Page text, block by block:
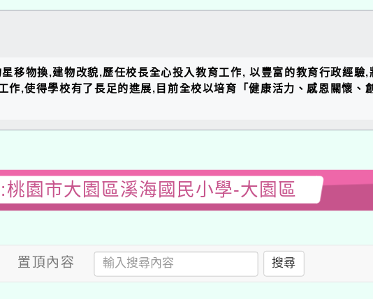
移物換,建物改貌,歷任校長全心投入教育工作, 以豐富的教育行政經驗,
,使得學校有了長足的進展,目前全校以培育「健康活力、感恩關懷、
園市大園區溪海國民小學-大園區
置頂內容 搜尋